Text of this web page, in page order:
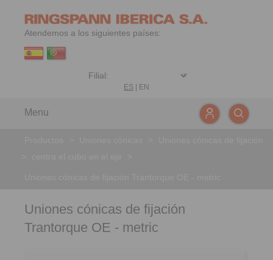
Atendemos a los siguientes países:
ES EN
Menu
Uniones cónicas de fijación
Trantorque OE - metric